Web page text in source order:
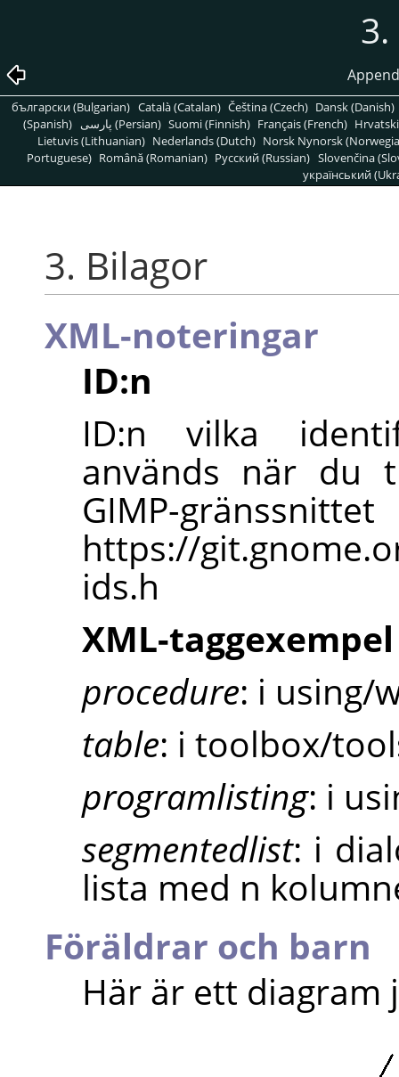
български (Bulgarian) Català (Catalan) Čeština (Czech) Dansk (Danish)
(Spanish)
پارسی (Persian) Suomi (Finnish) Français (French)
Lietuvis (Lithuanian) Nederlands (Dutch) Norsk Nynorsk
Portuguese) Română (Romanian) Pусский (Russian) Slovenčina
український
3. Bilagor
XML-noteringar
ID:n
ID:n vilka
används när du
GIMP-
https://
ids.h
XML-taggexempel
procedure: i using/
table: i toolbox/
programlisting: i
segmentedlist: i
lista med n
Föräldrar och barn
Här är ett diagram